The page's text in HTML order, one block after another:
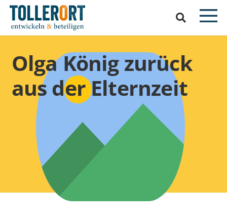
Olga König zurück
aus der Elternzeit